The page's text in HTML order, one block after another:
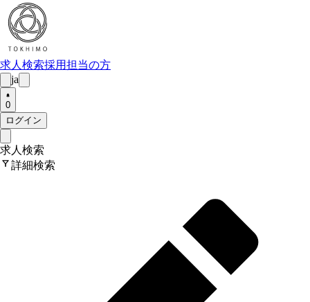
求人検索採用担当の方
ja
0
ログイン
求人検索
filter_alt詳細検索